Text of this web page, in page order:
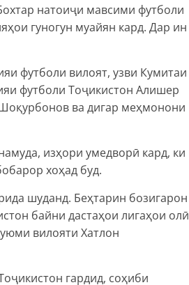
натоиҷи мавсими футболи
гуногун муайян кард. Дар ин
футболи вилоят, узви Кумитаи
футболи Тоҷикистон Алишер
ва дигар меҳмонони
изҳори умедворӣ кард, ки
хоҳад буд.
шуданд. Беҳтарин бозигарон
байни дастаҳои лигаҳои олӣ
вилояти Хатлон
гардид, соҳиби